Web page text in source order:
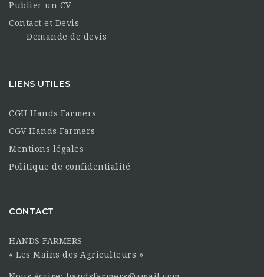
Publier un CV
Contact et Devis
Demande de devis
LIENS UTILES
CGU Hands Farmers
CGV Hands Farmers
Mentions légales
Politique de confidentialité
CONTACT
HANDS FARMERS
« Les Mains des Agriculteurs »